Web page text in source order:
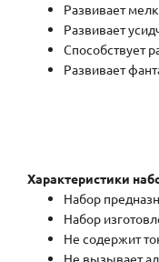
Развивает
Развивает
Способствует
Развивает
Характеристики
Набор
Набор
Не содержит